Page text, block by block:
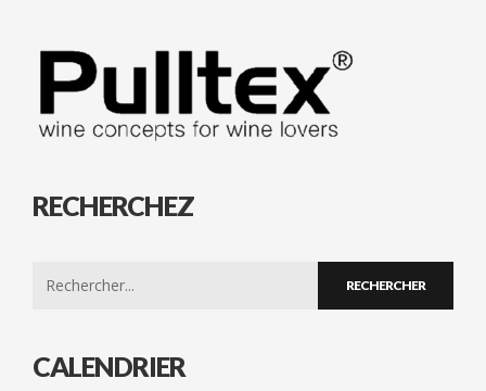
RECHERCHEZ
CALENDRIER